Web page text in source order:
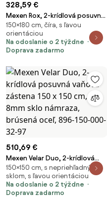
328,59 €
Mexen Rox, 2-krídlová posuvná
vaňová zástena 180 x 150 cm,
8mm číre sklo, biely profil, 8C9-
180-001-20-00
150×180 cm, číra, s ľavou
orientáciou
Na odoslanie o 2 týždne
Doprava zadarmo
510,69 €
Mexen Velar Duo, 2-krídlová
posuvná vaňová zástena 150 x
150 cm, 8mm sklo námraza,
brúsená oceľ, 896-150-000-32-
150×150 cm, s nepriehľadným
sklom, s ľavou orientáciou
Na odoslanie o 2 týždne
Doprava zadarmo